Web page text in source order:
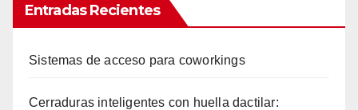
Entradas Recientes
Sistemas de acceso para coworkings
Cerraduras inteligentes con huella dactilar: